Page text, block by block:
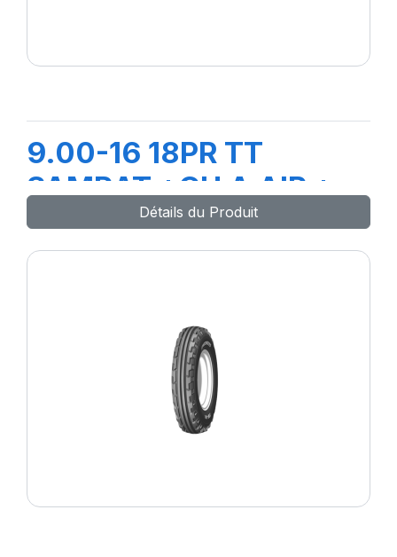
9.00-16 18PR TT
SAMRAT +CH A AIR +
FLAP
Détails du Produit